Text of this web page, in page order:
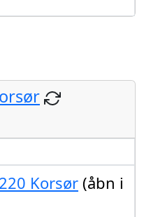
Korsør (åbn i